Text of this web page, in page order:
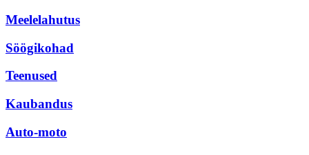
Meelelahutus
Söögikohad
Teenused
Kaubandus
Auto-moto